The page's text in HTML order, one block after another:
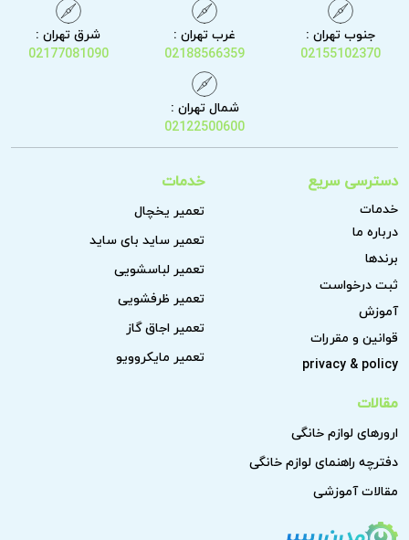
جنوب تهران :
02155102370
غرب تهران :
02188566359
شرق تهران :
02177081090
شمال تهران :
02122500600
دسترسی سریع
خدمات
درباره ما
برندها
ثبت درخواست
آموزش
قوانین و مقررات
privacy & policy
خدمات
تعمیر یخچال
تعمیر ساید بای ساید
تعمیر لباسشویی
تعمیر ظرفشویی
تعمیر اجاق گاز
تعمیر مایکروویو
مقالات
ارورهای لوازم خانگی
دفترچه راهنمای لوازم خانگی
مقالات آموزشی